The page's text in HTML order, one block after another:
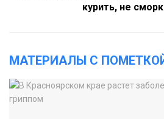
курить, не
МАТЕРИАЛЫ С ПОМЕТКОЙ